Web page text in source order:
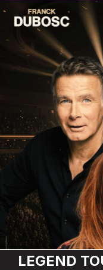
LEGEND